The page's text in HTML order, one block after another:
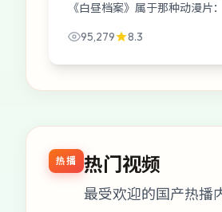
《白昼档案》属于那种动漫片
95,279
8.3
热播 热门视频
最受欢迎的国产热播